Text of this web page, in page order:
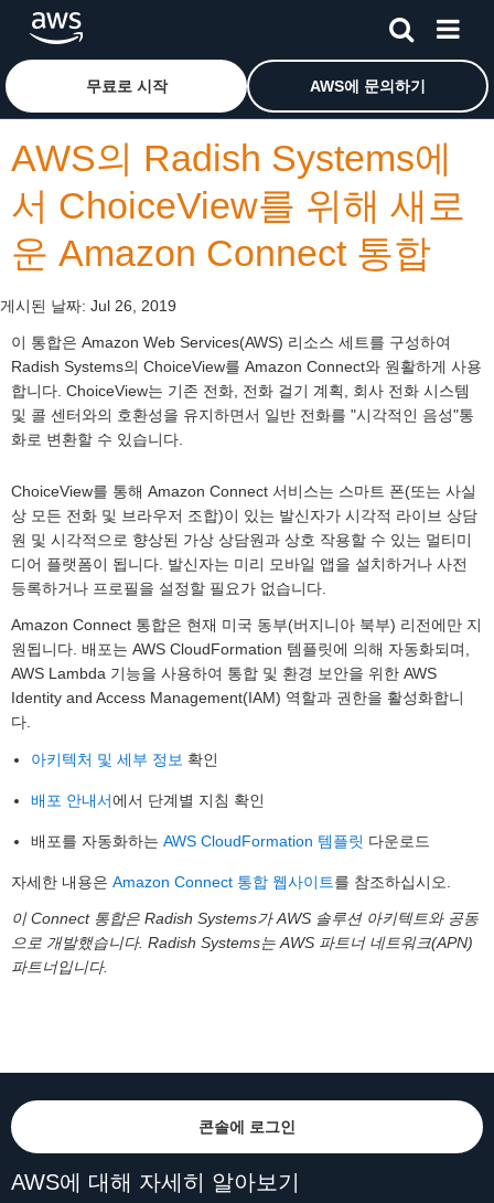
메인 콘텐츠로 건너뛰기Amazon Web Services 홈 페이지로 돌아가려면 여기를 클
무료로 시작 AWS에 문의하기
AWS의 Radish Systems에
서 ChoiceView를 위해 새로
운 Amazon Connect 통합
게시된 날짜: Jul 26, 2019
이 통합은 Amazon Web Services(AWS) 리소스 세트를 구성하여
Radish Systems의 ChoiceView를 Amazon Connect와 원활하게 사용
합니다. ChoiceView는 기존 전화, 전화 걸기 계획, 회사 전화 시스템
및 콜 센터와의 호환성을 유지하면서 일반 전화를 "시각적인 음성"통
화로 변환할 수 있습니다.
ChoiceView를 통해 Amazon Connect 서비스는 스마트 폰(또는 사실
상 모든 전화 및 브라우저 조합)이 있는 발신자가 시각적 라이브 상담
원 및 시각적으로 향상된 가상 상담원과 상호 작용할 수 있는 멀티미
디어 플랫폼이 됩니다. 발신자는 미리 모바일 앱을 설치하거나 사전
등록하거나 프로필을 설정할 필요가 없습니다.
Amazon Connect 통합은 현재 미국 동부(버지니아 북부) 리전에만 지
원됩니다. 배포는 AWS CloudFormation 템플릿에 의해 자동화되며,
AWS Lambda 기능을 사용하여 통합 및 환경 보안을 위한 AWS
Identity and Access Management(IAM) 역할과 권한을 활성화합니
다.
아키텍처 및 세부 정보 확인
배포 안내서에서 단계별 지침 확인
배포를 자동화하는 AWS CloudFormation 템플릿 다운로드
자세한 내용은 Amazon Connect 통합 웹사이트를 참조하십시오.
이 Connect 통합은 Radish Systems가 AWS 솔루션 아키텍트와 공동
으로 개발했습니다. Radish Systems는 AWS 파트너 네트워크(APN)
파트너입니다.
콘솔에 로그인
AWS에 대해 자세히 알아보기